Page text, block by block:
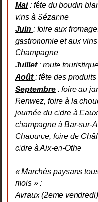
Mai: fête du boudin
vins à Sézanne
Juin : foire aux
gastronomie et aux
Champagne
Juillet: route
Août: fête des
Septembre : foire au
Renwez, foire à la
journée du cidre à
champagne à Bar-sur-
Chaource, foire de
cidre à Aix-en-Othe
« Marchés paysans
mois » :
Avraux (2eme